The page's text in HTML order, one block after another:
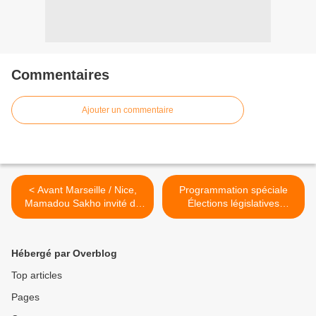
Commentaires
Ajouter un commentaire
< Avant Marseille / Nice,
Mamadou Sakho invité du
Canal Football Club sur
Programmation spéciale
Élections législatives
libanaises sur France 24 >
Hébergé par Overblog
Top articles
Pages